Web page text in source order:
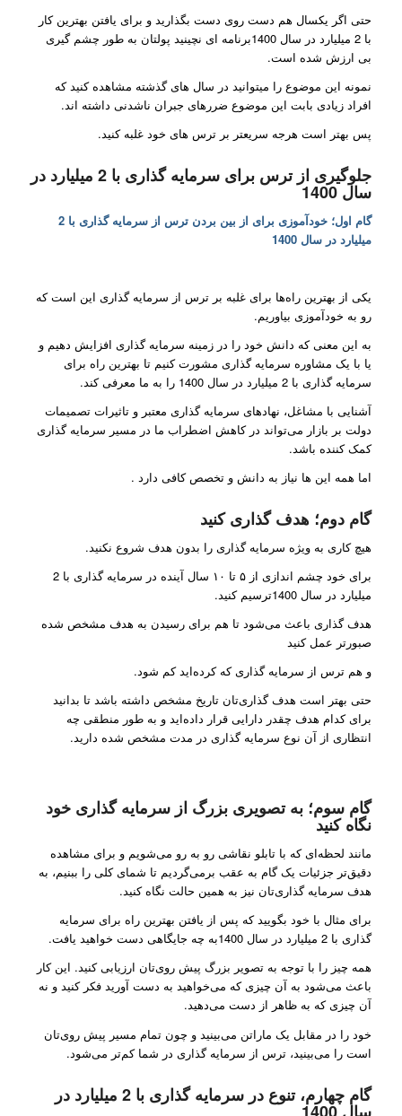
حتی اگر یکسال هم دست روی دست بگذارید و برای یافتن بهترین کار
با 2 میلیارد در سال 1400برنامه ای نچینید پولتان به طور چشم گیری
بی ارزش شده است.
نمونه این موضوع را میتوانید در سال های گذشته مشاهده کنید که
افراد زیادی بابت این موضوع ضررهای جبران ناشدنی داشته اند.
پس بهتر است هرجه سریعتر بر ترس های خود غلبه کنید.
جلوگیری از ترس برای سرمایه گذاری با 2 میلیارد در
سال 1400
گام اول؛ خودآموزی برای از بین بردن ترس از سرمایه گذاری با 2
میلیارد در سال 1400
یکی از بهترین راه‌ها برای غلبه بر ترس از سرمایه گذاری این است که
رو به خودآموزی بیاوریم.
به این معنی که دانش خود را در زمینه سرمایه گذاری افزایش دهیم و
یا با یک مشاوره سرمایه گذاری مشورت کنیم تا بهترین راه برای
سرمایه گذاری با 2 میلیارد در سال 1400 را به ما معرفی کند.
آشنایی با مشاغل، نهادهای سرمایه گذاری معتبر و تاثیرات تصمیمات
دولت بر بازار می‌تواند در کاهش اضطراب ما در مسیر سرمایه گذاری
کمک کننده باشد.
اما همه این ها نیاز به دانش و تخصص کافی دارد .
گام دوم؛ هدف گذاری کنید
هیچ کاری به ویژه سرمایه گذاری را بدون هدف شروع نکنید.
برای خود چشم اندازی از ۵ تا ۱۰ سال آینده در سرمایه گذاری با 2
میلیارد در سال 1400ترسیم کنید.
هدف گذاری باعث می‌شود تا هم برای رسیدن به هدف مشخص شده
صبورتر عمل کنید
و هم ترس از سرمایه گذاری که کرده‌اید کم شود.
حتی بهتر است هدف گذاری‌تان تاریخ مشخص داشته باشد تا بدانید
برای کدام هدف چقدر دارایی قرار داده‌اید و به طور منطقی چه
انتظاری از آن نوع سرمایه گذاری در مدت مشخص شده دارید.
گام سوم؛ به تصویری بزرگ از سرمایه گذاری خود
نگاه کنید
مانند لحظه‌ای که با تابلو نقاشی رو به رو می‌شویم و برای مشاهده
دقیق‌تر جزئیات یک گام به عقب برمی‌گردیم تا شمای کلی را ببنیم، به
هدف سرمایه گذاری‌تان نیز به همین حالت نگاه کنید.
برای مثال با خود بگویید که پس از یافتن بهترین راه برای سرمایه
گذاری با 2 میلیارد در سال 1400به چه جایگاهی دست خواهید یافت.
همه چیز را با توجه به تصویر بزرگ پیش روی‌تان ارزیابی کنید. این کار
باعث می‌شود به آن چیزی که می‌خواهید به دست آورید فکر کنید و نه
آن چیزی که به ظاهر از دست می‌دهید.
خود را در مقابل یک ماراتن می‌بینید و چون تمام مسیر پیش روی‌تان
است را می‌بینید، ترس از سرمایه گذاری در شما کم‌تر می‌شود.
گام چهارم، تنوع در سرمایه گذاری با 2 میلیارد در
سال 1400